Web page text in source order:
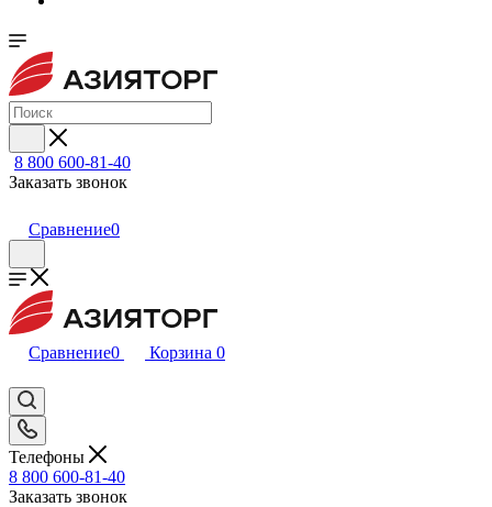
8 800 600-81-40
Заказать звонок
Сравнение0
Сравнение0 Корзина 0
Телефоны
8 800 600-81-40
Заказать звонок